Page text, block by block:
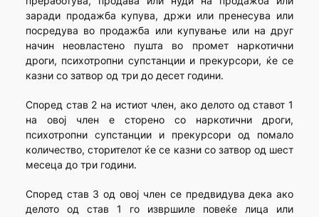
заради продажба купува, држи или пренесува или
посредува во продажба или купување или на друг
начин неовластено пушта во промет наркотични
дроги, психотропни супстанции и прекурсори, ќе се
казни со затвор од три до десет години.
Според став 2 на истиот член, ако делото од ставот 1
на овој член е сторено со наркотични дроги,
психотропни супстанции и прекурсори од помало
количество, сторителот ќе се казни со затвор од шест
месеца до три години.
Според став 3 од овој член се предвидува дека ако
делото од став 1 го извршиле повеќе лица или